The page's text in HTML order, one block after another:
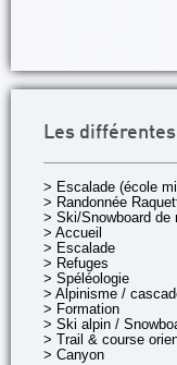
Les
> Escalade (école
> Randonnée
> Ski/Snowboard de
> Accueil
> Escalade
> Refuges
> Spéléologie
> Alpinisme /
> Formation
> Ski alpin /
> Trail & course
> Canyon